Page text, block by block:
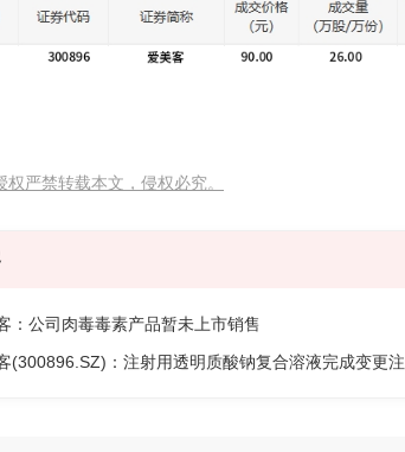
权严禁转载本文，侵权必究。
：公司肉毒毒素产品暂未上市销售